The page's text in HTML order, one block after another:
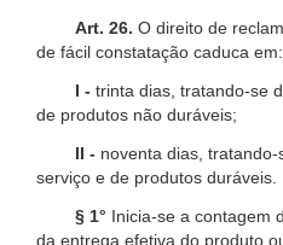
Art. 26. O direito de
de fácil constatação caduca em:
I - trinta dias, tratando-se
de produtos não duráveis;
II - noventa dias,
serviço e de produtos duráveis.
§ 1° Inicia-se a contagem
da entrega efetiva do produto